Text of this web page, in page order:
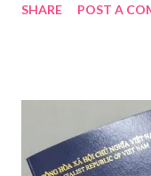
Hoài Nam đã ký ban
trạng kinh doanh mỹ
tế TP HCM sẽ phối
phương tăng cường
SHARE POST A